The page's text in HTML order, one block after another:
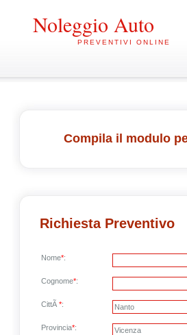
Noleggio Auto
PREVENTIVI ONLINE
Compila il modulo
Richiesta Preventivo
Nome*:
Cognome*:
CittÃ *:
Provincia*: